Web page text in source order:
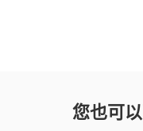
您也可